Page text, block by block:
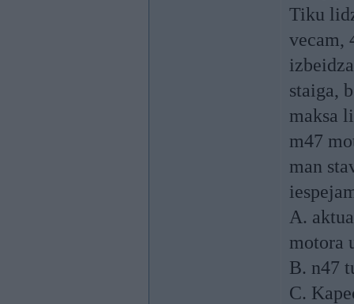
Tiku
vecam,
staiga,
maksa
m47
man
A.
motora
B. n47
C.